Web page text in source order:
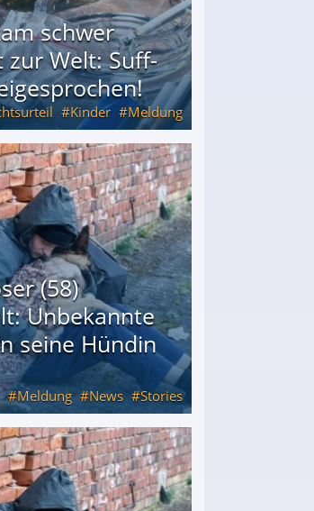
schwer
zur Welt: Suff-
Kinder Meldung
(58)
Unbekannte
seine Hündin
Meldung News Stories
"Hanni"!